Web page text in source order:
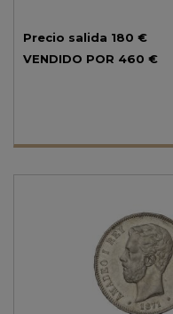
Precio salida 180 €
VENDIDO POR 460 €